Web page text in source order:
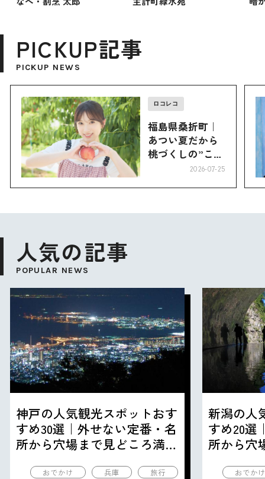
PICKUP記事
PICKUP NEWS
ロコレコ
福島県桑折町｜
あつい夏だから
桃づくしの”こお
2026-07-25
人気の記事
POPULAR NEWS
神戸の人気観光スポットおす
すめ30選｜外せない定番・名
所から穴場まで見どころ満載
おでかけ 兵庫 旅行
新潟の人
すめ20選
所から穴
おでか